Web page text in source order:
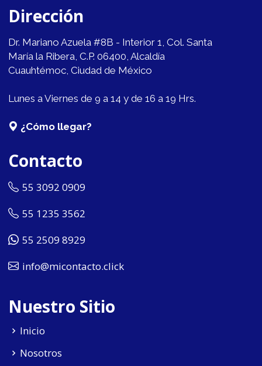
Dirección
Dr. Mariano Azuela #8B - Interior 1, Col. Santa
María la Ribera, C.P. 06400, Alcaldía
Cuauhtémoc, Ciudad de México
Lunes a Viernes de 9 a 14 y de 16 a 19 Hrs.
¿Cómo llegar?
Contacto
55 3092 0909
55 1235 3562
55 2509 8929
info@micontacto.click
Nuestro Sitio
Inicio
Nosotros